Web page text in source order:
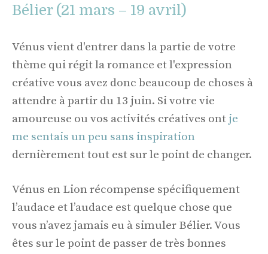
Bélier (21 mars – 19 avril)
Vénus vient d'entrer dans la partie de votre
thème qui régit la romance et l'expression
créative vous avez donc beaucoup de choses à
attendre à partir du 13 juin. Si votre vie
amoureuse ou vos activités créatives ont je
me sentais un peu sans inspiration
dernièrement tout est sur le point de changer.
Vénus en Lion récompense spécifiquement
l’audace et l’audace est quelque chose que
vous n’avez jamais eu à simuler Bélier. Vous
êtes sur le point de passer de très bonnes